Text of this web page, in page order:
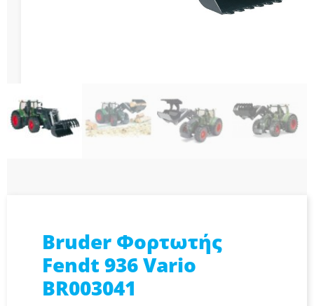
Bruder Φορτωτής
Fendt 936 Vario
BR003041